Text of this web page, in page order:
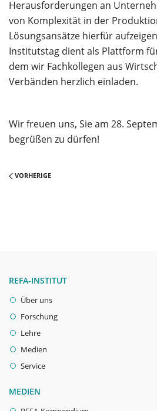
Herausforderungen an
von Komplexität in der
Lösungsansätze hierfür
Institutstag dient als Plattform
dem wir Fachkollegen aus
Verbänden herzlich einladen.
Wir freuen uns, Sie am 28.
begrüßen zu dürfen!
VORHERIGE
REFA-INSTITUT
Über uns
Forschung
Lehre
Medien
Service
MEDIEN